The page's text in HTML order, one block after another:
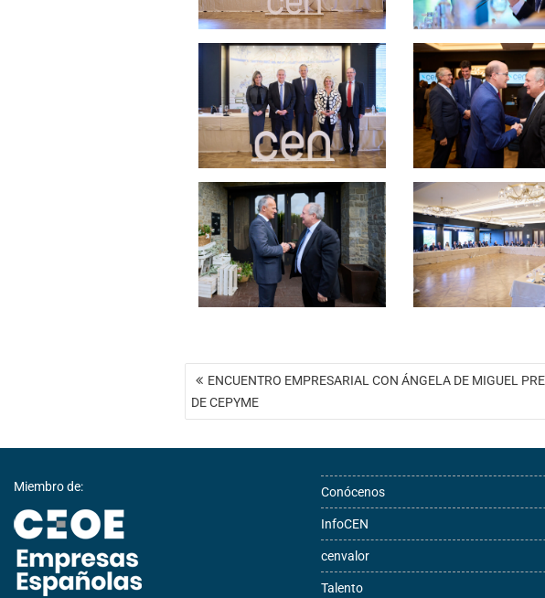
Navegación
entradas
ENCUENTRO EMPRESARIAL CON ÁNGELA DE MIGUEL
DE CEPYME
Miembro de: Conócenos
InfoCEN
cenvalor
Talento